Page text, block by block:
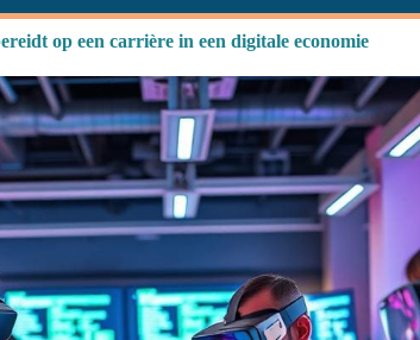
op een carrière in een digitale economie